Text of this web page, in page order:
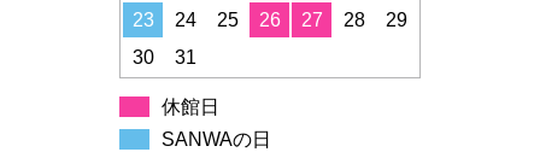
23
24 25 26 27 28
29
30
31
休館日
SANWAの日